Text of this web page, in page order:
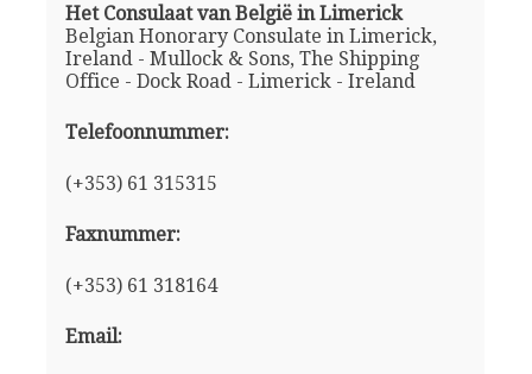
Het Consulaat van België in Limerick
Belgian Honorary Consulate in Limerick,
Ireland - Mullock & Sons, The Shipping
Office - Dock Road - Limerick - Ireland
Telefoonnummer:
(+353) 61 315315
Faxnummer:
(+353) 61 318164
Email: